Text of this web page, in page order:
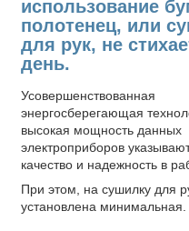
использование
полотенец, или
для рук, не
день.
Усовершенствованная
энергосберегающая
высокая мощность данных
электроприборов
качество и надежность в
При этом, на сушилку для
установлена минимальная.